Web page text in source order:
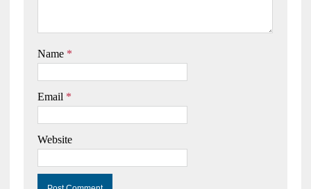
Name *
Email *
Website